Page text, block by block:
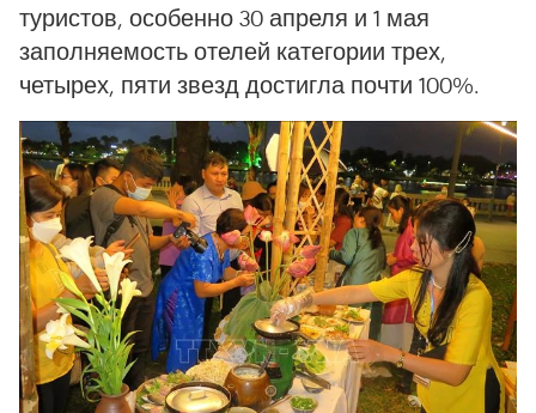
туристов, особенно 30 апреля и 1 мая
заполняемость отелей категории трех,
четырех, пяти звезд достигла почти 100%.